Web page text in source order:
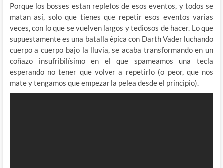
Porque los bosses estan repletos de esos eventos, y todos se
matan así, solo que tienes que repetir esos eventos varias
veces, con lo que se vuelven largos y tediosos de hacer. Lo que
supuestamente es una batalla épica con Darth Vader luchando
cuerpo a cuerpo bajo la lluvia, se acaba transformando en un
coñazo insufribilísimo en el que spameamos una tecla
esperando no tener que volver a repetirlo (o peor, que nos
mate y tengamos que empezar la pelea desde el principio).